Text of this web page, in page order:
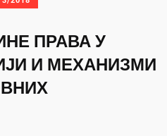
ПРАВА У
И МЕХАНИЗМИ